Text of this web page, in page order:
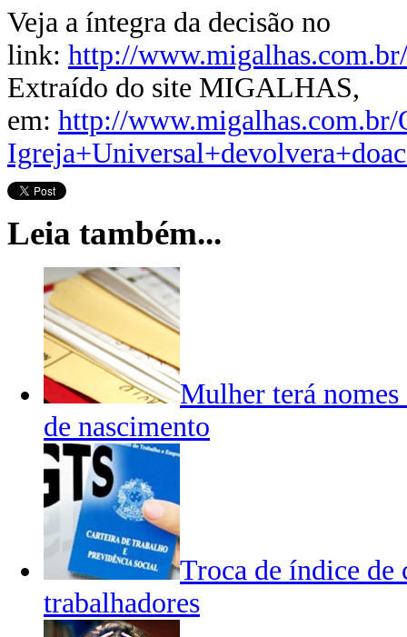
Veja a íntegra da decisão no
link: http://
Extraído do site MIGALHAS,
em: http://
Leia também...
Mulher terá
de nascimento
Troca de índice
trabalhadores